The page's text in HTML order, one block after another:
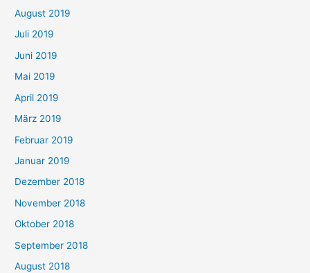
August 2019
Juli 2019
Juni 2019
Mai 2019
April 2019
März 2019
Februar 2019
Januar 2019
Dezember 2018
November 2018
Oktober 2018
September 2018
August 2018